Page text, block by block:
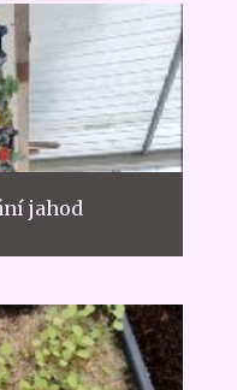
jahod